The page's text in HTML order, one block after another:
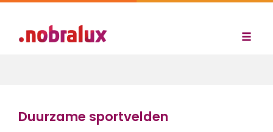
Duurzame sportvelden